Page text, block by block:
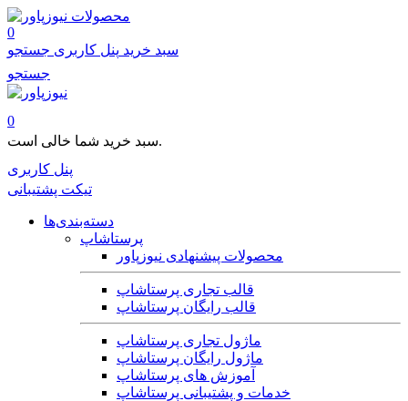
محصولات
0
سبد خرید پنل کاربری جستجو
جستجو
0
سبد خرید شما خالی است.
پنل کاربری
تیکت پشتیبانی
دسته‌بندی‌ها
پرستاشاپ
محصولات پیشنهادی نیوزپاور
قالب تجاری پرستاشاپ
قالب رایگان پرستاشاپ
ماژول تجاری پرستاشاپ
ماژول رایگان پرستاشاپ
آموزش های پرستاشاپ
خدمات و پشتیبانی پرستاشاپ